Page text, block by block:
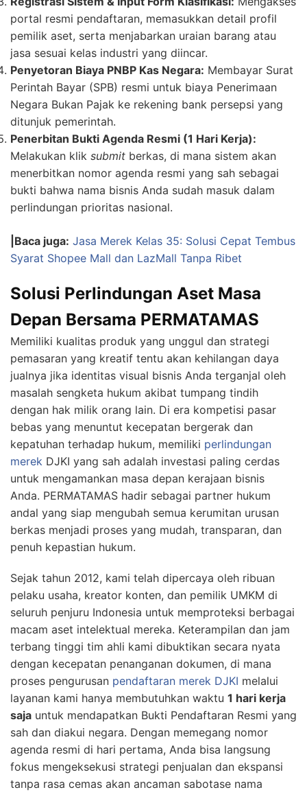
portal resmi pendaftaran, memasukkan detail profil
pemilik aset, serta menjabarkan uraian barang atau
jasa sesuai kelas industri yang diincar.
Penyetoran Biaya PNBP Kas Negara: Membayar Surat
Perintah Bayar (SPB) resmi untuk biaya Penerimaan
Negara Bukan Pajak ke rekening bank persepsi yang
ditunjuk pemerintah.
Penerbitan Bukti Agenda Resmi (1 Hari Kerja):
Melakukan klik submit berkas, di mana sistem akan
menerbitkan nomor agenda resmi yang sah sebagai
bukti bahwa nama bisnis Anda sudah masuk dalam
perlindungan prioritas nasional.
|Baca juga: Jasa Merek Kelas 35: Solusi Cepat Tembus
Syarat Shopee Mall dan LazMall Tanpa Ribet
Solusi Perlindungan Aset Masa
Depan Bersama PERMATAMAS
Memiliki kualitas produk yang unggul dan strategi
pemasaran yang kreatif tentu akan kehilangan daya
jualnya jika identitas visual bisnis Anda terganjal oleh
masalah sengketa hukum akibat tumpang tindih
dengan hak milik orang lain. Di era kompetisi pasar
bebas yang menuntut kecepatan bergerak dan
kepatuhan terhadap hukum, memiliki perlindungan
merek DJKI yang sah adalah investasi paling cerdas
untuk mengamankan masa depan kerajaan bisnis
Anda. PERMATAMAS hadir sebagai partner hukum
andal yang siap mengubah semua kerumitan urusan
berkas menjadi proses yang mudah, transparan, dan
penuh kepastian hukum.
Sejak tahun 2012, kami telah dipercaya oleh ribuan
pelaku usaha, kreator konten, dan pemilik UMKM di
seluruh penjuru Indonesia untuk memproteksi berbagai
macam aset intelektual mereka. Keterampilan dan jam
terbang tinggi tim ahli kami dibuktikan secara nyata
dengan kecepatan penanganan dokumen, di mana
proses pengurusan pendaftaran merek DJKI melalui
layanan kami hanya membutuhkan waktu 1 hari kerja
saja untuk mendapatkan Bukti Pendaftaran Resmi yang
sah dan diakui negara. Dengan memegang nomor
agenda resmi di hari pertama, Anda bisa langsung
fokus mengeksekusi strategi penjualan dan ekspansi
tanpa rasa cemas akan ancaman sabotase nama